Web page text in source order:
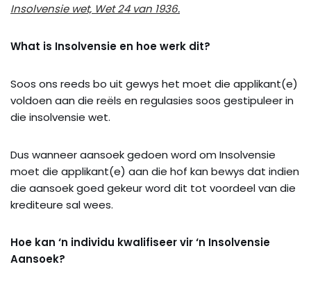
Insolvensie wet, Wet 24 van 1936.
What is Insolvensie en hoe werk dit?
Soos ons reeds bo uit gewys het moet die applikant(e)
voldoen aan die reëls en regulasies soos gestipuleer in
die insolvensie wet.
Dus wanneer aansoek gedoen word om Insolvensie
moet die applikant(e) aan die hof kan bewys dat indien
die aansoek goed gekeur word dit tot voordeel van die
krediteure sal wees.
Hoe kan ‘n individu kwalifiseer vir ‘n Insolvensie
Aansoek?